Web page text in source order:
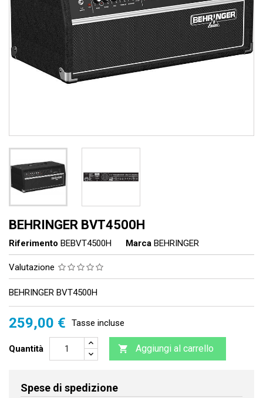
BEHRINGER BVT4500H
Riferimento BEBVT4500H Marca BEHRINGER
Valutazione
BEHRINGER BVT4500H
259,00 € Tasse incluse
Quantità  Aggiungi al carrello
Spese di spedizione